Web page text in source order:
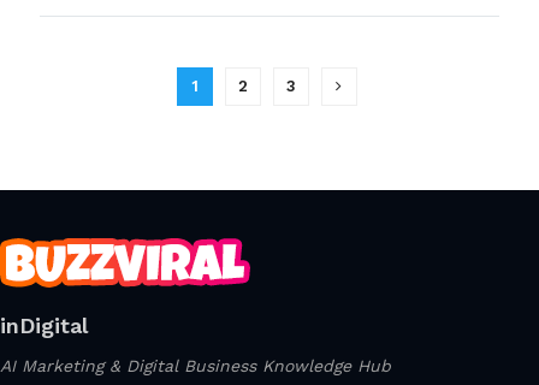
1 2 3
inDigital
AI Marketing & Digital Business Knowledge Hub